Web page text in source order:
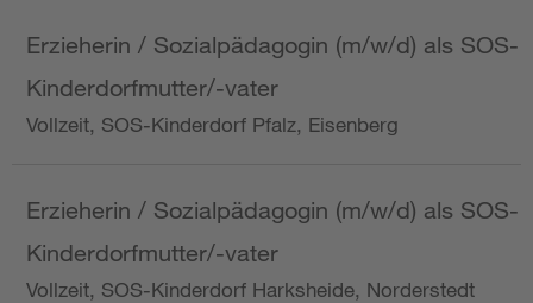
Erzieherin / Sozialpädagogin (m/w/d) als SOS-
Kinderdorfmutter/-vater
Vollzeit, SOS-Kinderdorf Pfalz, Eisenberg
Erzieherin / Sozialpädagogin (m/w/d) als SOS-
Kinderdorfmutter/-vater
Vollzeit, SOS-Kinderdorf Harksheide, Norderstedt